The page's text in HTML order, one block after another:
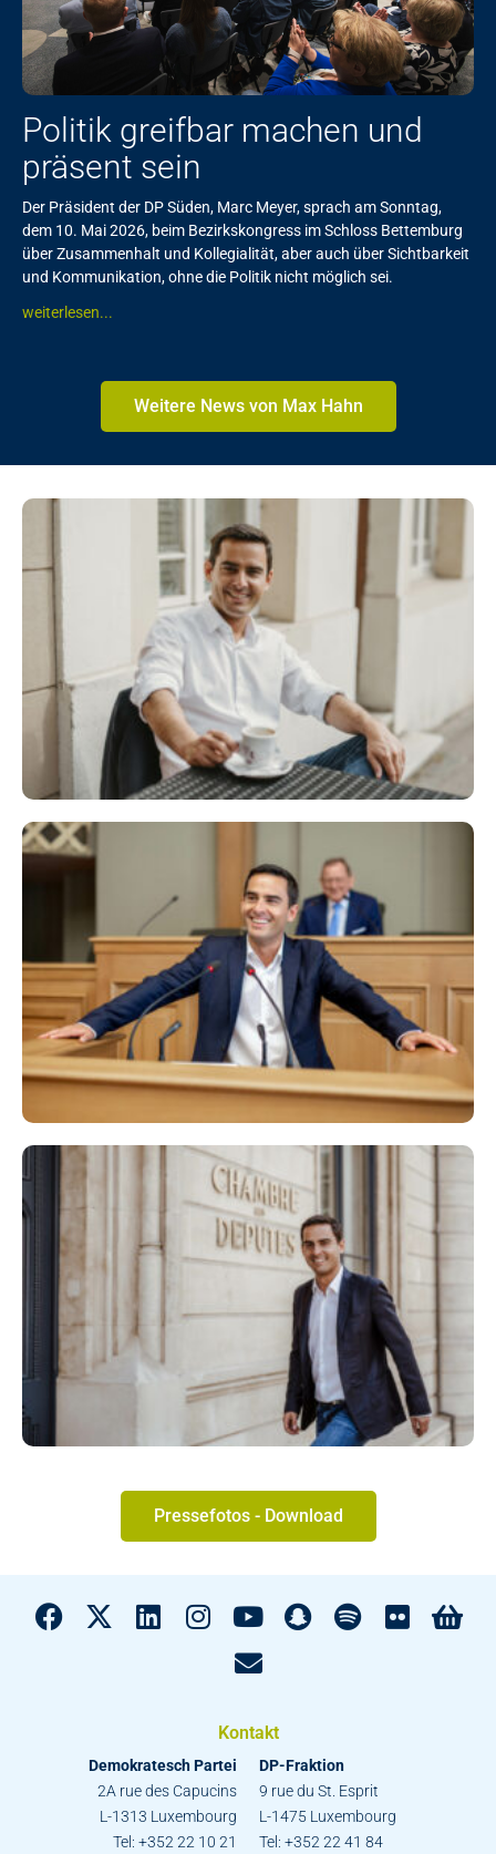
Politik greifbar machen und
präsent sein
Der Präsident der DP Süden, Marc Meyer, sprach am Sonntag,
dem 10. Mai 2026, beim Bezirkskongress im Schloss Bettemburg
über Zusammenhalt und Kollegialität, aber auch über Sichtbarkeit
und Kommunikation, ohne die Politik nicht möglich sei.
weiterlesen...
Weitere News von Max Hahn
Pressefotos - Download
Kontakt
Demokratesch Partei
2A rue des Capucins
L-1313 Luxembourg
Tel: +352 22 10 21
DP-Fraktion
9 rue du St. Esprit
L-1475 Luxembourg
Tel: +352 22 41 84